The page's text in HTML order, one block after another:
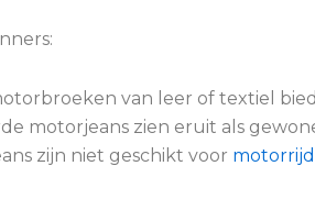
van leer of textiel
motorjeans zien eruit als
zijn niet geschikt voor